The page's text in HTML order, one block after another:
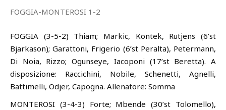
FOGGIA-MONTEROSI 1-2
FOGGIA (3-5-2) Thiam; Markic, Kontek, Rutjens (6’st
Bjarkason); Garattoni, Frigerio (6’st Peralta), Petermann,
Di Noia, Rizzo; Ogunseye, Iacoponi (17’st Beretta). A
disposizione: Raccichini, Nobile, Schenetti, Agnelli,
Battimelli, Odjer, Capogna. Allenatore: Somma
MONTEROSI (3-4-3) Forte; Mbende (30’st Tolomello),